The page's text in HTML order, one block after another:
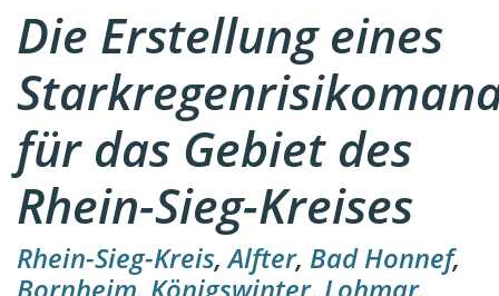
Die Erstellung eines
für das Gebiet des
Rhein-Sieg-Kreises
Rhein-Sieg-Kreis,Alfter, Bad Honnef,
Bornheim, Königswinter, Lohmar,